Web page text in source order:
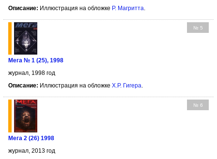
Описание: Иллюстрация на обложке Р. Магритта.
№ 5
Мега № 1 (25), 1998
журнал, 1998 год
Описание: Иллюстрация на обложке Х.Р. Гигера
№ 6
Мега 2 (26) 1998
журнал, 2013 год